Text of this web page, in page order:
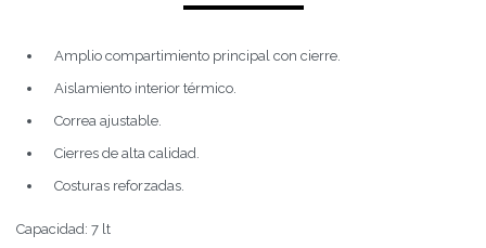
Amplio compartimiento principal con cierre.
Aislamiento interior térmico.
Correa ajustable.
Cierres de alta calidad.
Costuras reforzadas.
Capacidad: 7 lt